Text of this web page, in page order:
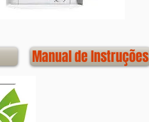
Manual de Instruções